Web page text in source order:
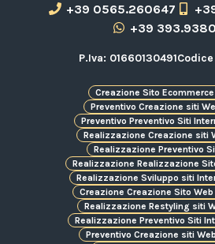
+39 0565.260647
+39
P.Iva: 01660130491Codice
Creazione Sito
Preventivo Creazione siti
Preventivo Preventivo Siti
Realizzazione Creazione siti
Realizzazione Preventivo
Realizzazione Realizzazione
Realizzazione Sviluppo siti
Creazione Creazione Sito
Realizzazione Restyling siti
Realizzazione Preventivo Siti
Preventivo Creazione siti